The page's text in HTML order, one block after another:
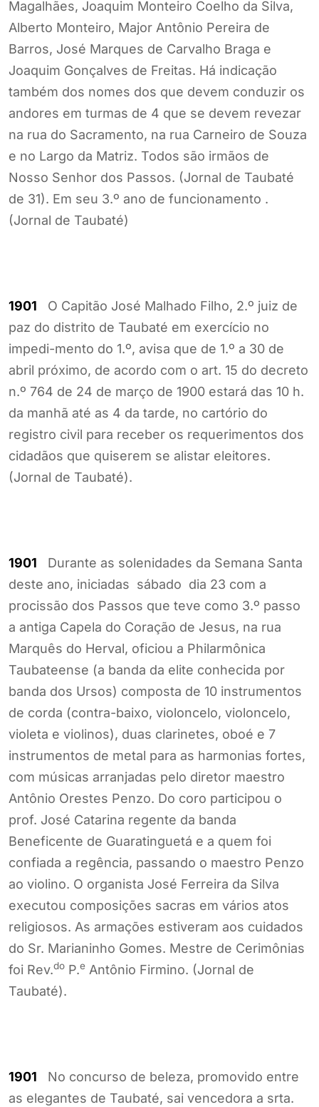
Magalhães, Joaquim Monteiro Coelho da Silva,
Alberto Monteiro, Major Antônio Pereira de
Barros, José Marques de Carvalho Braga e
Joaquim Gonçalves de Freitas. Há indicação
também dos nomes dos que devem conduzir os
andores em turmas de 4 que se devem revezar
na rua do Sacramento, na rua Carneiro de Souza
e no Largo da Matriz. Todos são irmãos de
Nosso Senhor dos Passos. (Jornal de Taubaté
de 31). Em seu 3.º ano de funcionamento .
(Jornal de Taubaté)
1901 O Capitão José Malhado Filho, 2.º juiz de
paz do distrito de Taubaté em exercício no
impedi-mento do 1.º, avisa que de 1.º a 30 de
abril próximo, de acordo com o art. 15 do decreto
n.º 764 de 24 de março de 1900 estará das 10 h.
da manhã até as 4 da tarde, no cartório do
registro civil para receber os requerimentos dos
cidadãos que quiserem se alistar eleitores.
(Jornal de Taubaté).
1901 Durante as solenidades da Semana Santa
deste ano, iniciadas sábado dia 23 com a
procissão dos Passos que teve como 3.º passo
a antiga Capela do Coração de Jesus, na rua
Marquês do Herval, oficiou a Philarmônica
Taubateense (a banda da elite conhecida por
banda dos Ursos) composta de 10 instrumentos
de corda (contra-baixo, violoncelo, violoncelo,
violeta e violinos), duas clarinetes, oboé e 7
instrumentos de metal para as harmonias fortes,
com músicas arranjadas pelo diretor maestro
Antônio Orestes Penzo. Do coro participou o
prof. José Catarina regente da banda
Beneficente de Guaratinguetá e a quem foi
confiada a regência, passando o maestro Penzo
ao violino. O organista José Ferreira da Silva
executou composições sacras em vários atos
religiosos. As armações estiveram aos cuidados
do Sr. Marianinho Gomes. Mestre de Cerimônias
foi Rev.do P.e Antônio Firmino. (Jornal de
Taubaté).
1901 No concurso de beleza, promovido entre
as elegantes de Taubaté, sai vencedora a srta.